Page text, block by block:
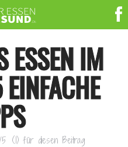
ESSEN IM
5 (1) für diesen Beitrag